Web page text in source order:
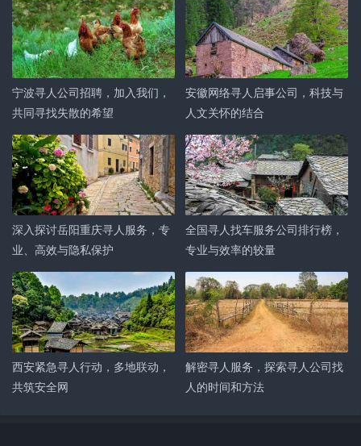
宁波寻人公司招聘，加入我们，
共同寻找失散的希望
安徽网络寻人启事公司，科技与
人文关怀的结合
深入探讨岳阳重庆寻人服务，专
业、高效与隐私保护
全国寻人找车服务公司排行榜，
专业与效率的较量
西安紧急寻人行动，多地联动，
共筑安全网
解密寻人服务，探索寻人公司找
人的时间和方法